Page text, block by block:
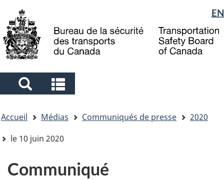
to
main
to
"About
government"
à
la
Sélection
de
la
langue
EN
Search
and
menus
and
menus
êtes
ici
Accueil Médias Communiqués de presse
2020
le 10 juin 2020
Communiqué